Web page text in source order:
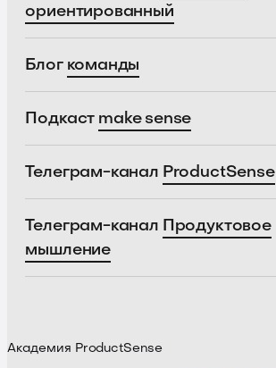
ориентированный
Блог команды
Подкаст make sense
Телеграм-канал ProductSense
Телеграм-канал Продуктовое
мышление
Академия ProductSense